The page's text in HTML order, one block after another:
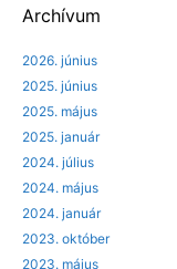
Archívum
2026. június
2025. június
2025. május
2025. január
2024. július
2024. május
2024. január
2023. október
2023. május